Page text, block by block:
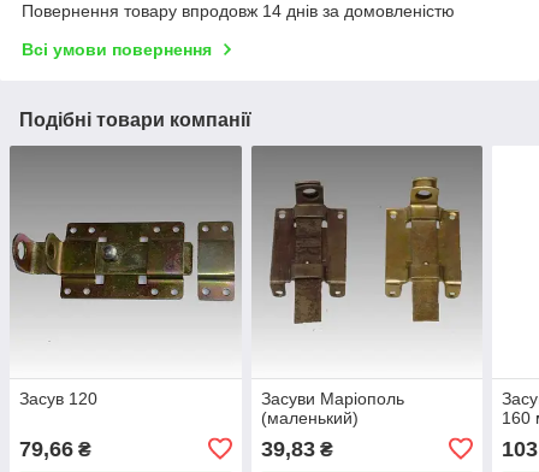
Повернення товару впродовж 14 днів за домовленістю
Всі умови повернення
Подібні товари компанії
Засув 120
79,66 ₴
Засуви Маріополь
(маленький)
39,83₴
160